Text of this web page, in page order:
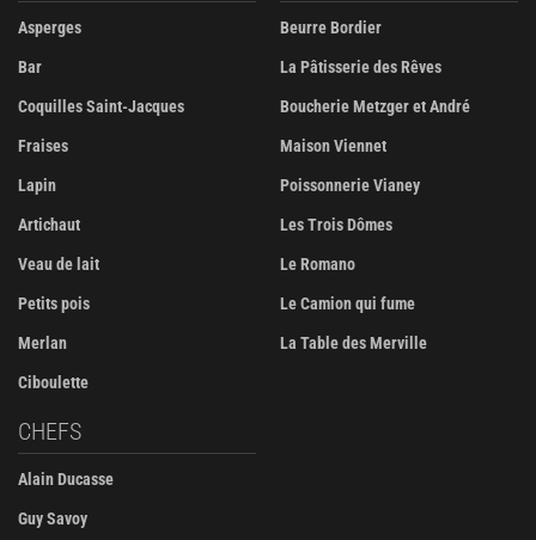
Asperges
Bar
Coquilles Saint-Jacques
Fraises
Lapin
Artichaut
Veau de lait
Petits pois
Merlan
Ciboulette
Beurre Bordier
La Pâtisserie des Rêves
Boucherie Metzger et André
Maison Viennet
Poissonnerie Vianey
Les Trois Dômes
Le Romano
Le Camion qui fume
La Table des Merville
CHEFS
Alain Ducasse
Guy Savoy